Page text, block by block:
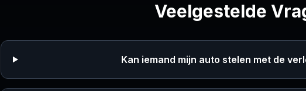
Veelgestelde
Kan iemand mijn auto stelen met de